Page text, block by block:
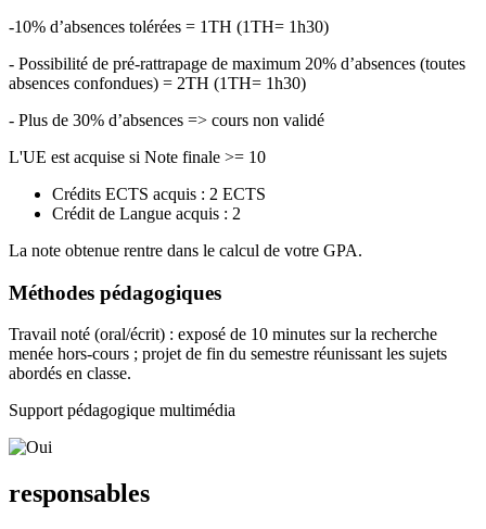
-10% d’absences tolérées = 1TH (1TH= 1h30)
- Possibilité de pré-rattrapage de maximum 20% d’absences (toutes
absences confondues) = 2TH (1TH= 1h30)
- Plus de 30% d’absences => cours non validé
L'UE est acquise si Note finale >= 10
Crédits ECTS acquis : 2 ECTS
Crédit de Langue acquis : 2
La note obtenue rentre dans le calcul de votre GPA.
Méthodes pédagogiques
Travail noté (oral/écrit) : exposé de 10 minutes sur la recherche
menée hors-cours ; projet de fin du semestre réunissant les sujets
abordés en classe.
Support pédagogique multimédia
responsables